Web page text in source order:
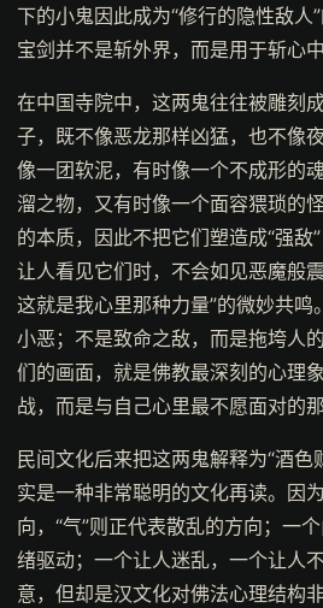
下的小鬼因此成为“修行的隐性敌人
宝剑并不是斩外界，而是用于斩心
在中国寺院中，这两鬼往往被雕刻
子，既不像恶龙那样凶猛，也不像
像一团软泥，有时像一个不成形的
溜之物，又有时像一个面容猥琐的
的本质，因此不把它们塑造成“强敌”
让人看见它们时，不会如见恶魔般
这就是我心里那种力量”的微妙共鸣
小恶；不是致命之敌，而是拖垮人
们的画面，就是佛教最深刻的心理
战，而是与自己心里最不愿面对的
民间文化后来把这两鬼解释为“酒色
实是一种非常聪明的文化再读。因
向，“气”则正代表散乱的方向；一
绪驱动；一个让人迷乱，一个让人
意，但却是汉文化对佛法心理结构